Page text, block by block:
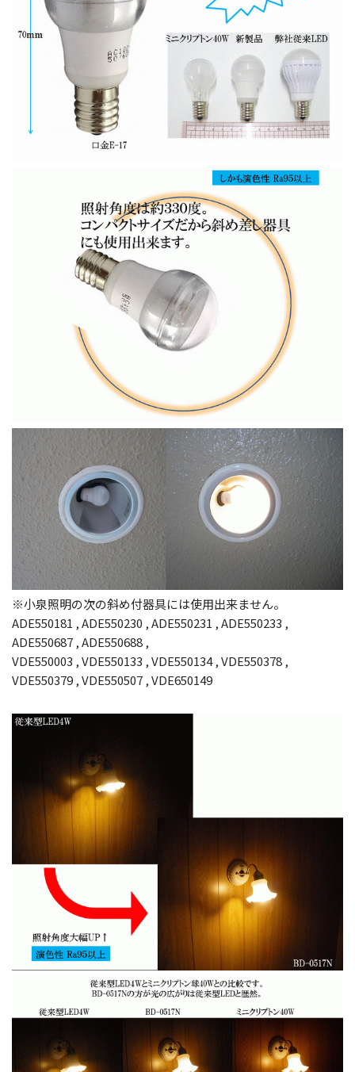
※小泉照明の次の斜め付器具には使用出来ません。
ADE550181 , ADE550230 , ADE550231 , ADE550233 ,
ADE550687 , ADE550688 ,
VDE550003 , VDE550133 , VDE550134 , VDE550378 ,
VDE550379 , VDE550507 , VDE650149